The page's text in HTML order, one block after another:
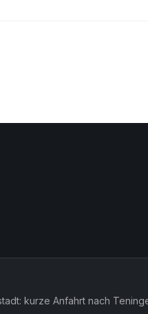
kurze Anfahrt nach